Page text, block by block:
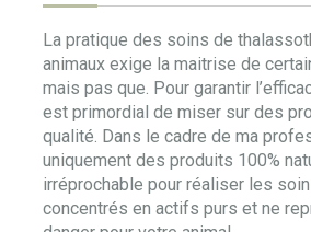
La pratique des soins de
animaux exige la maitrise de
mais pas que. Pour garantir
est primordial de miser sur des
qualité. Dans le cadre de ma
uniquement des produits 100%
irréprochable pour réaliser les
concentrés en actifs purs et ne